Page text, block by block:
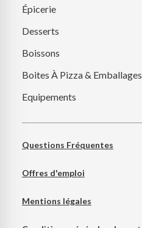
Épicerie
Desserts
Boissons
Boites À Pizza & Emballages
Equipements
Questions Fréquentes
Offres d'emploi
Mentions légales